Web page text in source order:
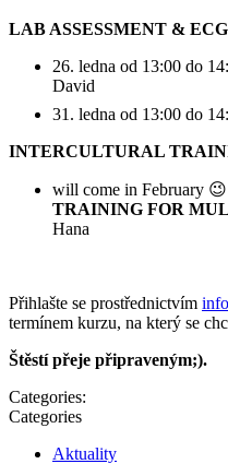
LAB ASSESSMENT &
26. ledna od 13:00 do
David
31. ledna od 13:00 do
INTERCULTURAL
will come in February 😉
TRAINING FOR
Hana
Přihlašte se prostřednictvím
termínem kurzu, na který se
Štěstí přeje připraveným;).
Categories:
Categories
Aktuality